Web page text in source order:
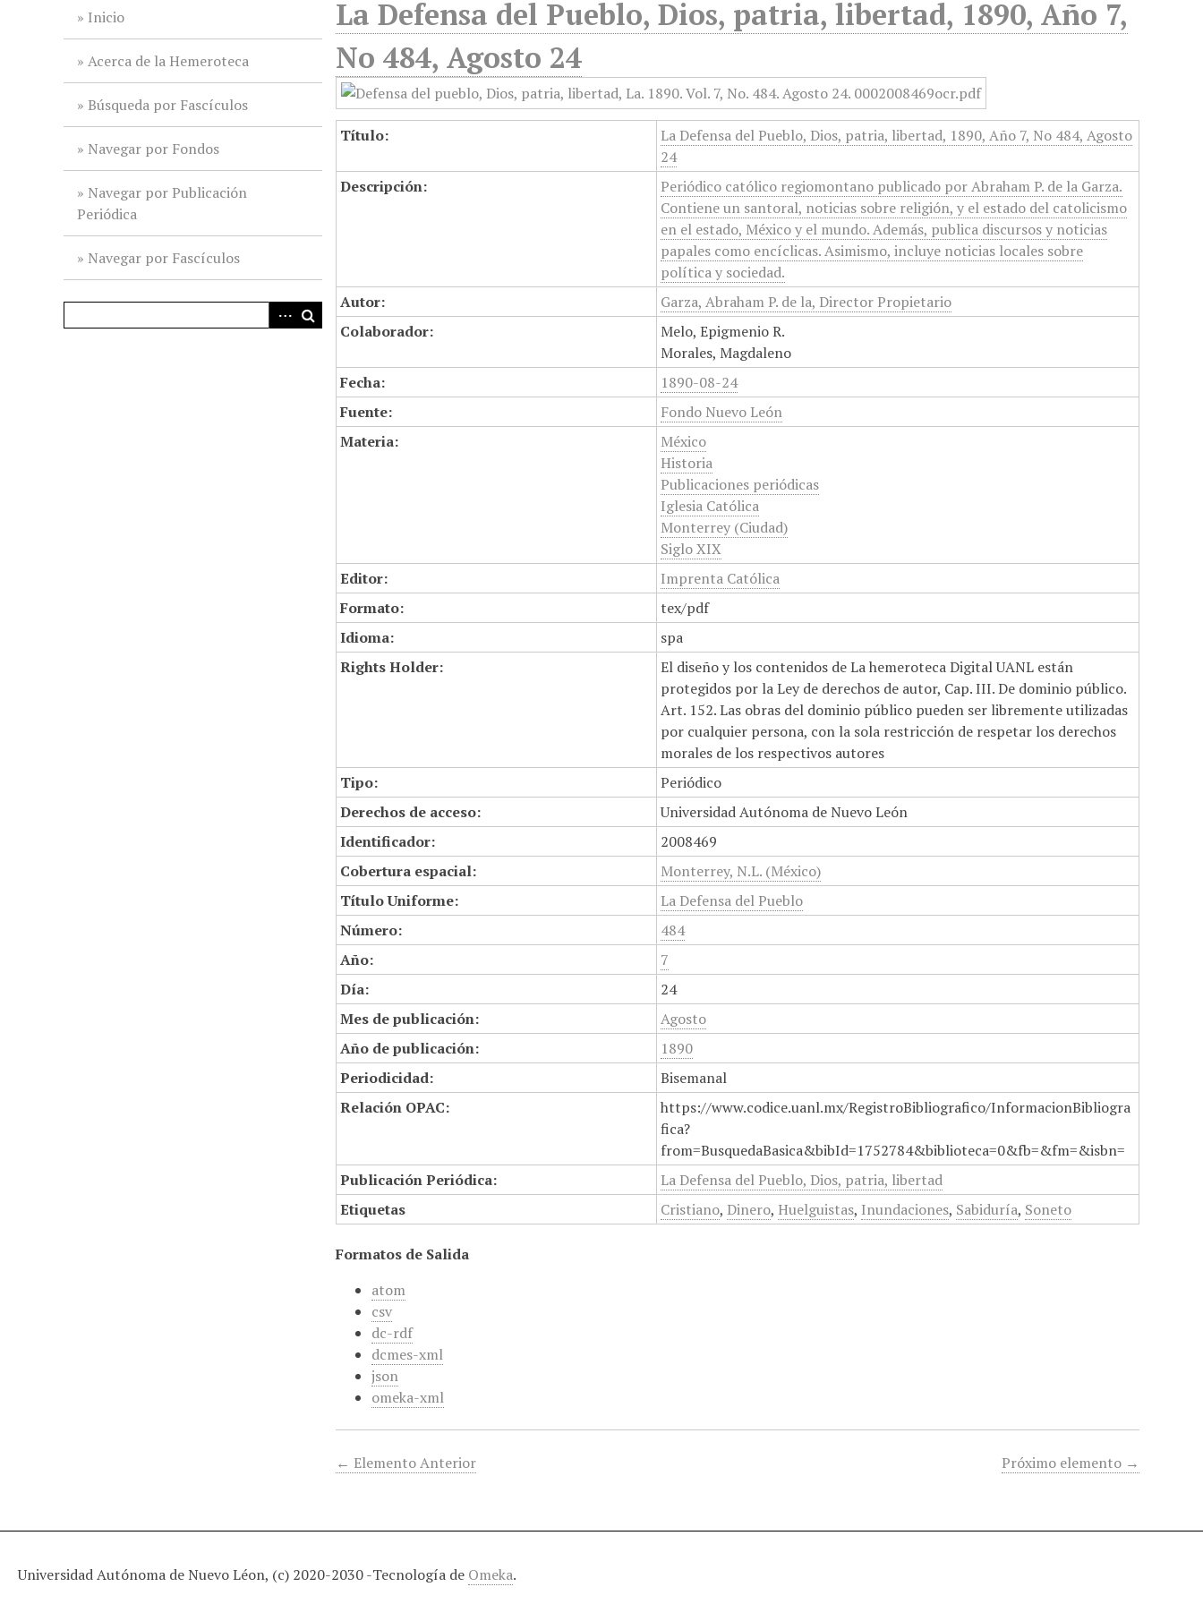
Inicio
Acerca de la Hemeroteca
Búsqueda por Fascículos
Navegar por Fondos
Navegar por Publicación
Periódica
Navegar por Fascículos
La Defensa del Pueblo, Dios, patria, libertad, 1890, Año 7,
No 484, Agosto 24
Título:
La Defensa del Pueblo, Dios, patria, libertad, 1890, Año 7, No 484, Agosto
24
Descripción:
Periódico católico regiomontano publicado por Abraham P. de la Garza.
Contiene un santoral, noticias sobre religión, y el estado del catolicismo
en el estado, México y el mundo. Además, publica discursos y noticias
papales como encíclicas. Asimismo, incluye noticias locales sobre
política y sociedad.
Autor:
Garza, Abraham P. de la, Director Propietario
Colaborador:
Melo, Epigmenio R.
Morales, Magdaleno
Fecha:
1890-08-24
Fuente:
Fondo Nuevo León
Materia:
México
Historia
Publicaciones periódicas
Iglesia Católica
Monterrey (Ciudad)
Siglo XIX
Editor:
Imprenta Católica
Formato:
tex/pdf
Idioma:
spa
Rights Holder:
El diseño y los contenidos de La hemeroteca Digital UANL están
protegidos por la Ley de derechos de autor, Cap. III. De dominio público.
Art. 152. Las obras del dominio público pueden ser libremente utilizadas
por cualquier persona, con la sola restricción de respetar los derechos
morales de los respectivos autores
Tipo:
Periódico
Derechos de acceso:
Universidad Autónoma de Nuevo León
Identificador:
2008469
Cobertura espacial:
Monterrey, N.L. (México)
Título Uniforme:
La Defensa del Pueblo
Número:
484
Año:
7
Día:
24
Mes de publicación:
Agosto
Año de publicación:
1890
Periodicidad:
Bisemanal
Relación OPAC:
https://www.codice.uanl.mx/RegistroBibliografico/InformacionBibliogra
fica?
from=BusquedaBasica&bibId=1752784&biblioteca=0&fb=&fm=&isbn=
Publicación Periódica:
La Defensa del Pueblo, Dios, patria, libertad
Etiquetas
Cristiano, Dinero, Huelguistas, Inundaciones, Sabiduría, Soneto
Formatos de Salida
atom
csv
dc-rdf
dcmes-xml
json
omeka-xml
← Elemento Anterior Próximo elemento →
Universidad Autónoma de Nuevo Léon, (c) 2020-2030 -Tecnología de Omeka.